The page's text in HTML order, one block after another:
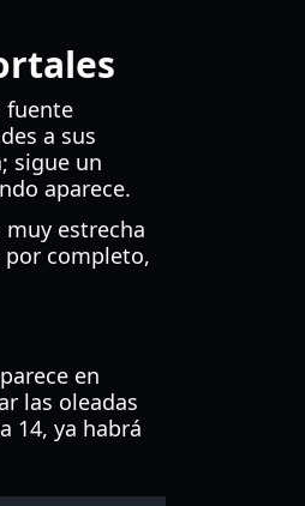
fuente
a sus
sigue un
aparece.
estrecha
por completo,
en
las oleadas
14, ya habrá